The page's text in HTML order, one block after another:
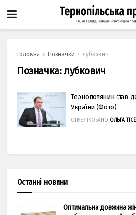
Головна Позначки лубкович
Позначка: лубкович
Тернополянин став
України (Фото)
ОПУБЛІКОВАНО ОЛЬГА
Останні новини
Оптимальна довжина